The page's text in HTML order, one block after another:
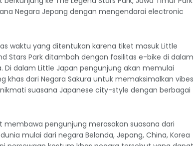
Negara Jepang dengan mengendarai electronic
waktu yang ditentukan karena tiket masuk Little
Stars Park ditambah dengan fasilitas e-bike di dalam
dalam Little Japan pengunjung akan memulai
dari Negara Sakura untuk memaksimalkan vibes
suasana Japanese city-style dengan berbagai
membawa pengunjung merasakan suasana dari
mulai dari negara Belanda, Jepang, China, Korea